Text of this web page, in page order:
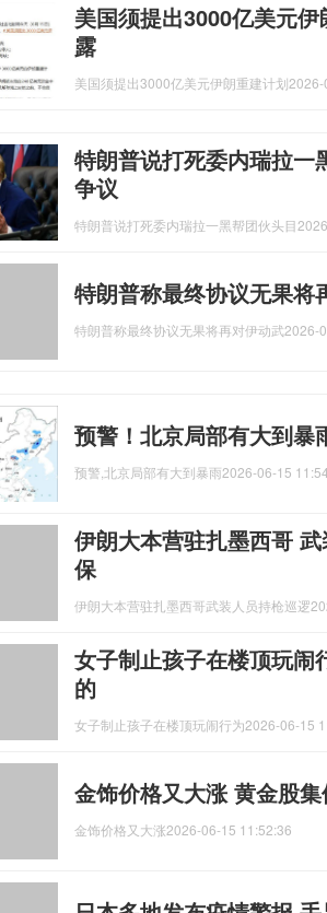
美国须提出3000亿美元
露
美国须提出3000亿美元伊朗重建计划
特朗普说打死委内瑞拉一
争议
特朗普说打死委内瑞拉一黑帮团伙头目
特朗普称最终协议无果将
特朗普称最终协议无果将再对伊动武2026-
预警！北京局部有大到暴
预警,北京局部有大到暴雨2026-06-15
伊朗大本营驻扎墨西哥
保
伊朗大本营驻扎墨西哥武装人员持枪巡逻
女子制止孩子在楼顶玩闹
的
女子制止孩子在楼顶玩闹行为2026-06-15
金饰价格又大涨 黄金股
金饰价格又大涨2026-06-15 11:52:36